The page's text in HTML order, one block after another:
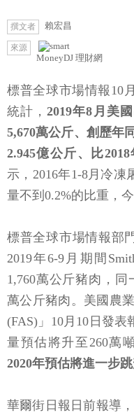
撰文者 賴宏昌
來源
MoneyDJ 理財網
標普全球市場情報10
統計，2019年8月美
5,670萬公斤、創歷年
2.945億公斤、比
示，2016年1-8月冷凍
量不到0.2%的比重，
標普全球市場情報部
2019年6-9月期間
1,760萬公斤豬肉，同
萬公斤豬肉。美國農
(FAS)」10月10日發表
量預估將升至260萬
2020年預估將進一步跳
華爾街日報日前報導，